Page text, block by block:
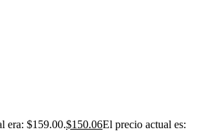
era: $159.00.$150.06El precio actual es: